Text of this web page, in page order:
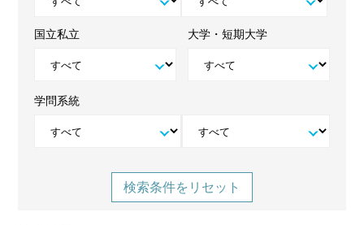
国立私立 大学・短期大学
学問系統
検索条件をリセット